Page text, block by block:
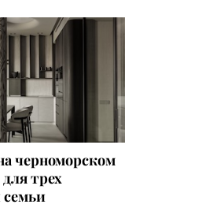
черноморском
трех
семьи